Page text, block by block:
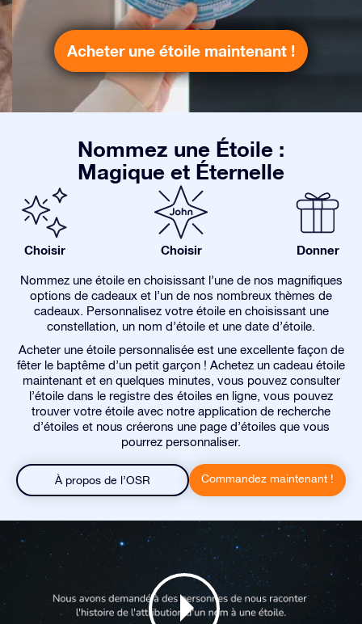
Acheter une étoile maintenant !
Nommez une Étoile :
Magique et Éternelle
Choisir Choisir Donner
Nommez une étoile en choisissant l’une de nos magnifiques
options de cadeaux et l’un de nos nombreux thèmes de
cadeaux. Personnalisez votre étoile en choisissant une
constellation, un nom d’étoile et une date d’étoile.
Acheter une étoile personnalisée est une excellente façon de
fêter le baptême d’un petit garçon ! Achetez un cadeau étoile
maintenant et en quelques minutes, vous pouvez consulter
l’étoile dans le registre des étoiles en ligne, vous pouvez
trouver votre étoile avec notre application de recherche
d’étoiles et nous créerons une page d’étoiles que vous
pourrez personnaliser.
À propos de l’OSR Commandez maintenant !